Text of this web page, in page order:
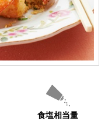
食塩相当量